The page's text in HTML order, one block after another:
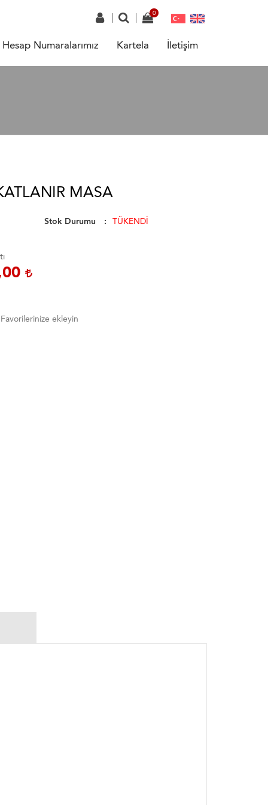
Hesap Numaralarımız Kartela İletişim
MASA
Stok Durumu TÜKENDİ
Favorilerinize ekleyin